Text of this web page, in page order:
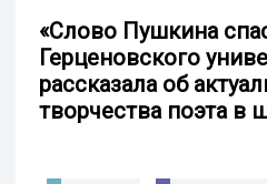
«Слово Пушкина
Герценовского
рассказала об
творчества поэта в